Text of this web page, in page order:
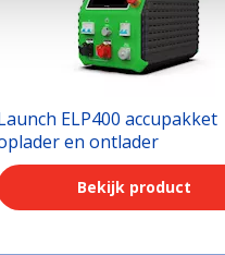
ELP400 accupakket
en ontlader
Bekijk product